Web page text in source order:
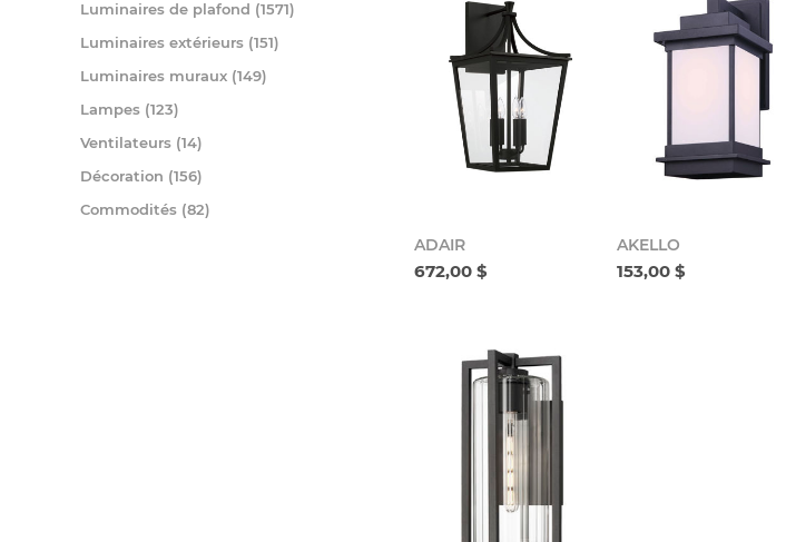
ADAIR
672,00 $
AKELLO
153,00 $
Luminaires de plafond (1571)
Luminaires extérieurs (151)
Luminaires muraux (149)
Lampes (123)
Ventilateurs (14)
Décoration (156)
Commodités (82)